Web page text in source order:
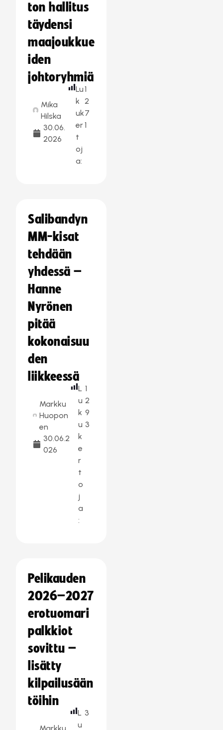
ton hallitus
täydensi
maajoukkue
iden
johtoryhmiä
Mika
Hilska
30.06.
2026
Lu
k
uk
er
t
oj
a:
1
2
7
1
Salibandyn
MM-kisat
tehdään
yhdessä –
Hanne
Nyrönen
pitää
kokonaisuu
den
liikkeessä
Markku
Huopon
en
30.06.2
026
L
u
k
u
k
e
r
t
o
j
a
:
1
2
9
3
Pelikauden
2026–2027
erotuomari
palkkiot
sovittu –
lisätty
kilpailusään
töihin
L
u
3